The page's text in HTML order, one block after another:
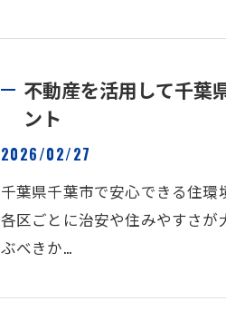
不動産を活用して千葉
ント
2026/02/27
千葉県千葉市で安心できる住
各区ごとに治安や住みやすさ
ぶべきか…